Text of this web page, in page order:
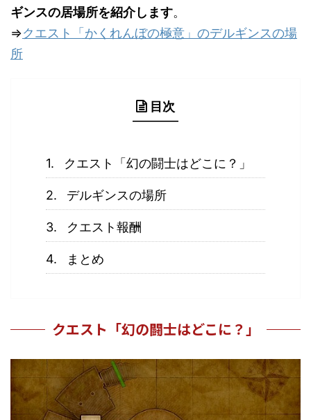
ギンスの居場所を紹介します。
⇒クエスト「かくれんぼの極意」のデルギンスの場
所
目次
クエスト「幻の闘士はどこに？」
デルギンスの場所
クエスト報酬
まとめ
クエスト「幻の闘士はどこに？」